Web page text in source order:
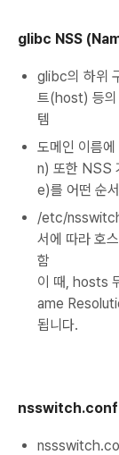
glibc NSS
glibc의 하위
트(host) 등의
템
도메인 이름
n) 또한 NSS
e)를 어떤 순
/etc/
서에 따라 호
함
이 때, hosts
ame
됩니다.
nsswitch.conf